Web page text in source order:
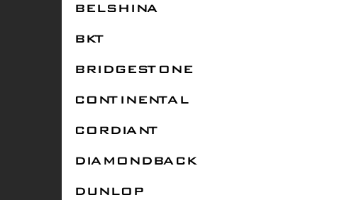
BELSHINA
BKT
BRIDGESTONE
CONTINENTAL
CORDIANT
DIAMONDBACK
DUNLOP